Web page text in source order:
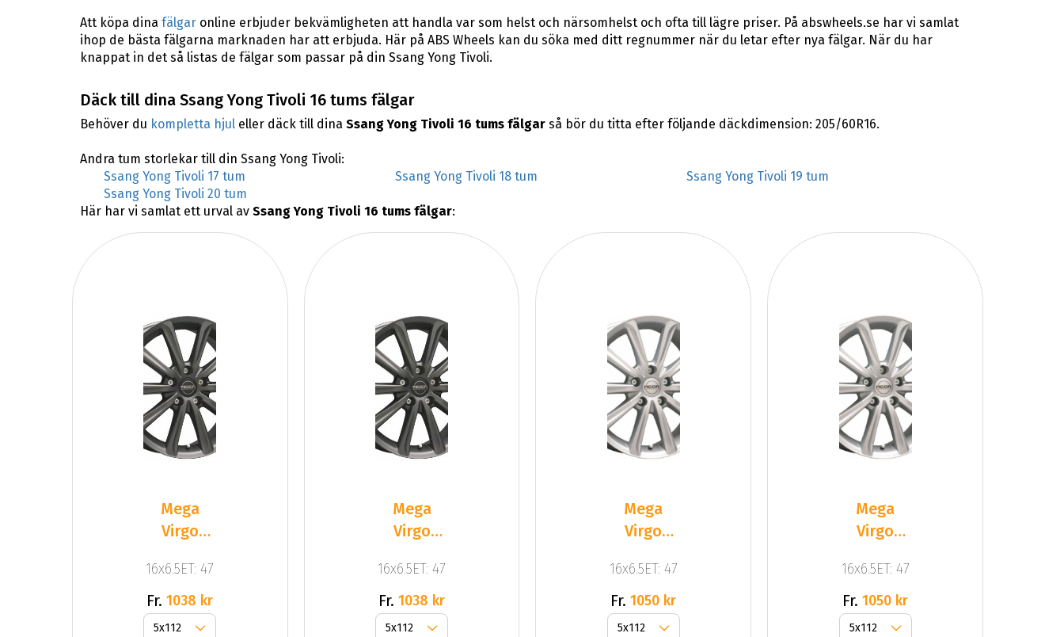
Att köpa dina fälgaronline erbjuder bekvämligheten att handla var som helst och närsomhelst och ofta till lägre priser. På abswheels.se har vi samlat
ihop de bästa fälgarna marknaden har att erbjuda. Här på ABS Wheels kan du söka med ditt regnummer när du letar efter nya fälgar. När du har
knappat in det så listas de fälgar som passar på din Ssang Yong Tivoli.
Däck till dina Ssang Yong Tivoli 16 tums fälgar
Behöver du kompletta hjuleller däck till dina Ssang Yong Tivoli 16 tums fälgarså bör du titta efter följande däckdimension: 205/60R16.
Andra tum storlekar till din Ssang Yong Tivoli:
Ssang Yong Tivoli 17 tum
Ssang Yong Tivoli 18 tum
Ssang Yong Tivoli 19 tum
Ssang Yong Tivoli 20 tum
Här har vi samlat ett urval av Ssang Yong Tivoli 16 tums fälgar:
Mega
Virgo
Anthracite
Grey
16x6.5ET: 47
Fr. 1038 kr
Mega
Virgo
Anthracite
Grey
16x6.5ET: 47
Fr. 1038 kr
Mega
Virgo
16x6.5ET: 47
Fr. 1050 kr
Mega
Virgo
16x6.5ET: 47
Fr. 1050 kr